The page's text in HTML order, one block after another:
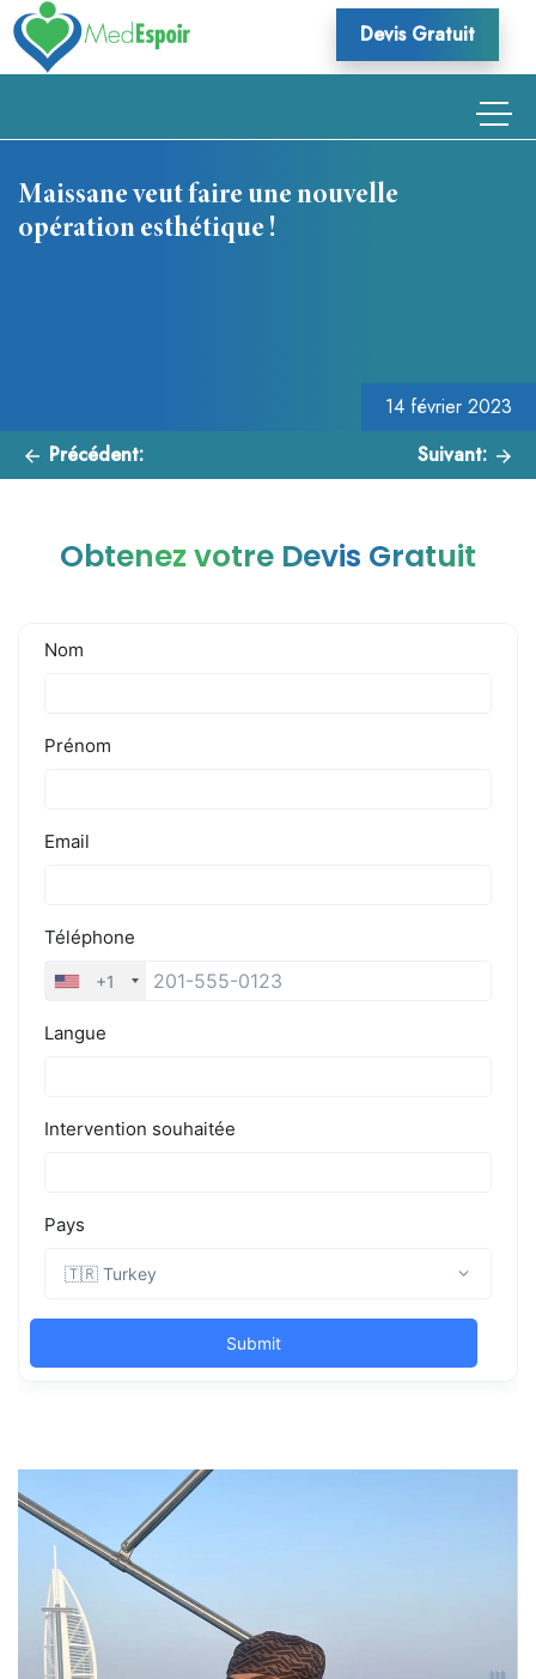
Skip
to
content
Devis Gratuit
Maissane veut faire une nouvelle
opération esthétique !
14 février 2023
Précédent: Suivant:
Obtenez votre Devis Gratuit